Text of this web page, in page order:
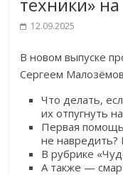
техники»
12.09.2025
В новом выпуске
Сергеем
Что делать,
их отпугнуть
Первая помощь
не навредить?
В рубрике
А также —